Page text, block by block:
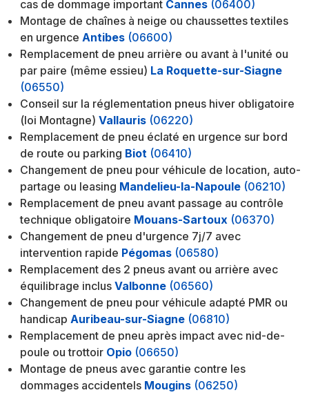
cas de dommage important Cannes (06400)
Montage de chaînes à neige ou chaussettes textiles
en urgence Antibes (06600)
Remplacement de pneu arrière ou avant à l'unité ou
par paire (même essieu) La Roquette-sur-Siagne
(06550)
Conseil sur la réglementation pneus hiver obligatoire
(loi Montagne) Vallauris (06220)
Remplacement de pneu éclaté en urgence sur bord
de route ou parking Biot (06410)
Changement de pneu pour véhicule de location, auto-
partage ou leasing Mandelieu-la-Napoule (06210)
Remplacement de pneu avant passage au contrôle
technique obligatoire Mouans-Sartoux (06370)
Changement de pneu d'urgence 7j/7 avec
intervention rapide Pégomas (06580)
Remplacement des 2 pneus avant ou arrière avec
équilibrage inclus Valbonne (06560)
Changement de pneu pour véhicule adapté PMR ou
handicap Auribeau-sur-Siagne (06810)
Remplacement de pneu après impact avec nid-de-
poule ou trottoir Opio (06650)
Montage de pneus avec garantie contre les
dommages accidentels Mougins (06250)